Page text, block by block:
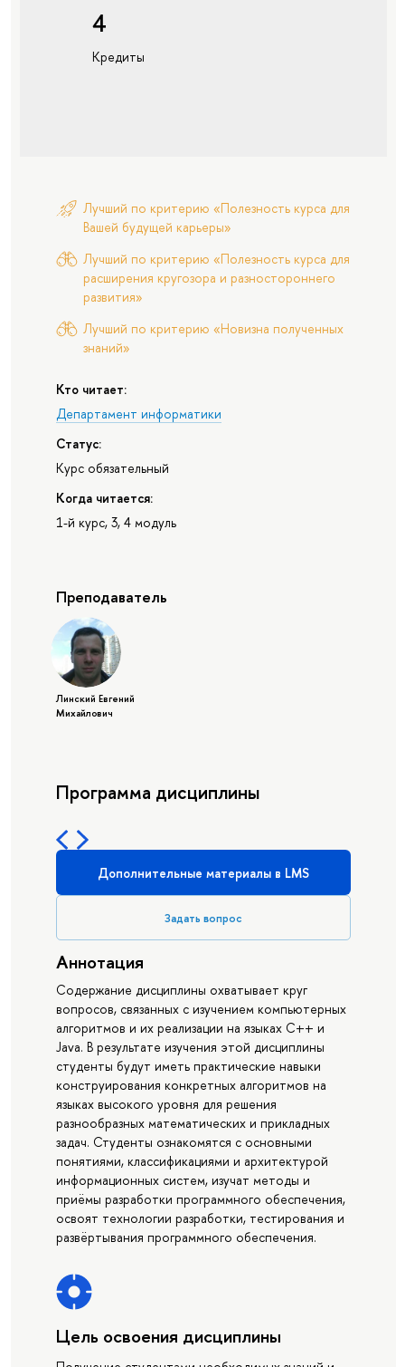
4
Кредиты
Лучший по критерию «Полезность курса для
Вашей будущей карьеры»
Лучший по критерию «Полезность курса для
расширения кругозора и разностороннего
развития»
Лучший по критерию «Новизна полученных
знаний»
Кто читает:
Департамент информатики
Статус:
Курс обязательный
Когда читается:
1-й курс, 3, 4 модуль
Преподаватель
Линский Евгений
Михайлович
Программа дисциплины
Дополнительные материалы в LMS
Задать вопрос
Аннотация
Содержание дисциплины охватывает круг
вопросов, связанных с изучением компьютерных
алгоритмов и их реализации на языках C++ и
Java. В результате изучения этой дисциплины
студенты будут иметь практические навыки
конструирования конкретных алгоритмов на
языках высокого уровня для решения
разнообразных математических и прикладных
задач. Студенты ознакомятся с основными
понятиями, классификациями и архитектурой
информационных систем, изучат методы и
приёмы разработки программного обеспечения,
освоят технологии разработки, тестирования и
развёртывания программного обеспечения.
Цель освоения дисциплины